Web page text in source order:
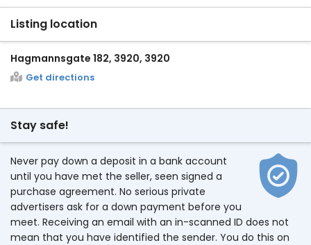
Listing location
Hagmannsgate 182, 3920, 3920
Get directions
Stay safe!
Never pay down a deposit in a bank account
until you have met the seller, seen signed a
purchase agreement. No serious private
advertisers ask for a down payment before you
meet. Receiving an email with an in-scanned ID does not
mean that you have identified the sender. You do this on